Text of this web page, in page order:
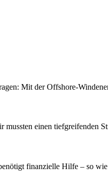
Mit der Offshore-
einen tiefgreifenden
finanzielle Hilfe – so